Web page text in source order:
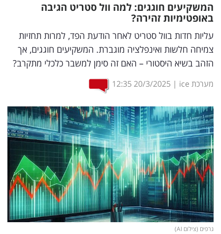
דיגיטל
וטק
שיווק
ופרסום
מדדים
ומחקרים
דעות
רכילות
עסקית
קריפטו
המשקיעים חוגגים: למה וול סטריט הגיבה
באופטימיות זהירה?
עליות חדות בוול סטריט לאחר הודעת הפד, למרות תחזיות
צמיחה חלשות ואינפלציה מוגברת. המשקיעים חוגגים, אך
הזהב בשיא היסטורי – האם זה סימן למשבר כלכלי מתקרב?
מערכת ice |
20/3/2025
12:35
גרפים (צילום AI)